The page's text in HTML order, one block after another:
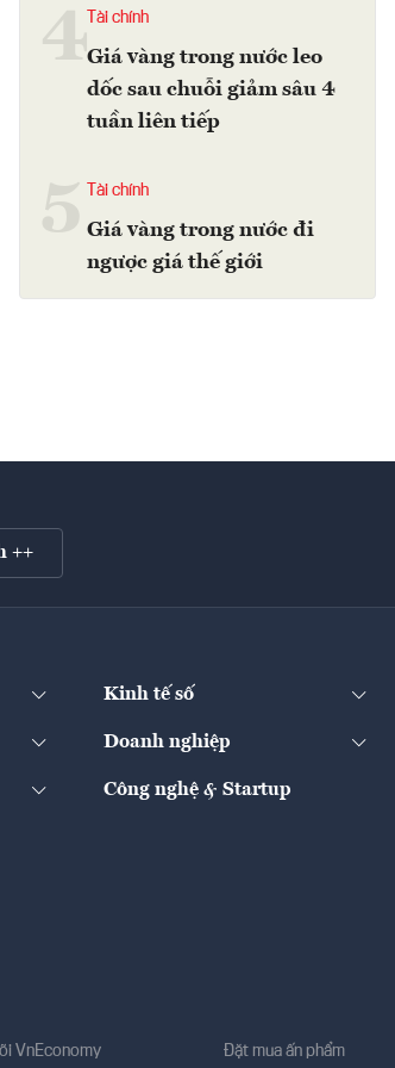
4 Tài chính
Giá vàng trong nước leo
dốc sau chuỗi giảm sâu 4
tuần liên tiếp
Tài chính
Giá vàng trong nước đi
ngược giá thế giới
++
Kinh tế số
Doanh nghiệp
Công nghệ & Startup
VnEconomy Đặt mua ấn phẩm